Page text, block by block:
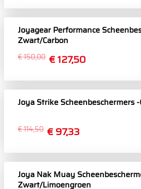
Joyagear Performance
Zwart/Carbon
€ 127,50
€ 150,00
Joya Strike Scheenbeschermers
€ 97,33
€ 114,50
Joya Nak Muay
Zwart/Limoengroen